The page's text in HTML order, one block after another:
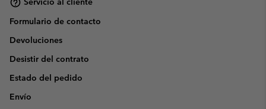
Formulario de contacto
Devoluciones
Desistir del contrato
Estado del pedido
Envío